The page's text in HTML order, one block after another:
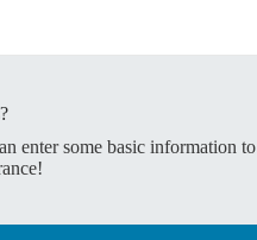
enter some basic information to